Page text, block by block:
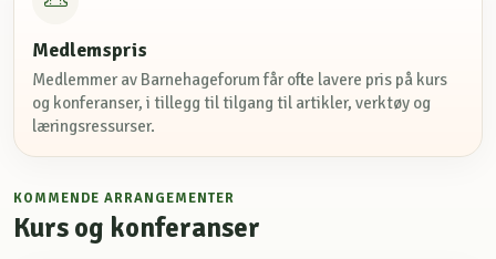
Medlemspris
Medlemmer av Barnehageforum får ofte lavere pris på kurs
og konferanser, i tillegg til tilgang til artikler, verktøy og
læringsressurser.
KOMMENDE ARRANGEMENTER
Kurs og konferanser